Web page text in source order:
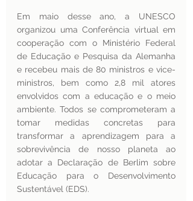
Em maio desse ano, a UNESCO
organizou uma Conferência virtual em
cooperação com o Ministério Federal
de Educação e Pesquisa da Alemanha
e recebeu mais de 80 ministros e vice-
ministros, bem como 2,8 mil atores
envolvidos com a educação e o meio
ambiente. Todos se comprometeram a
tomar medidas concretas para
transformar a aprendizagem para a
sobrevivência de nosso planeta ao
adotar a Declaração de Berlim sobre
Educação para o Desenvolvimento
Sustentável (EDS).